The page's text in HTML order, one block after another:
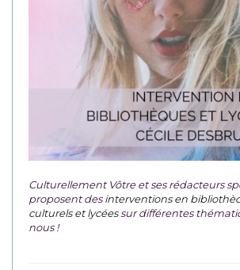
Culturellement Vôtre et ses rédacteurs
proposent desinterventions en
culturels et lycéessur différentes
nous !